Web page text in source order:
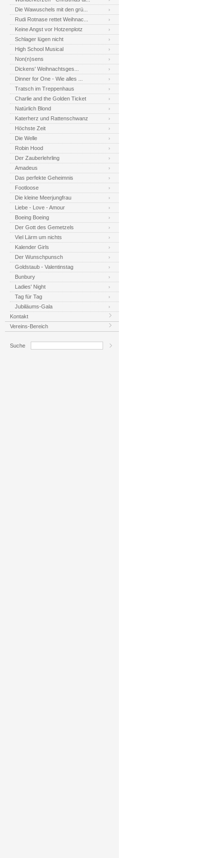
Die Wawuschels mit den grü...
Rudi Rotnase rettet Weihnac...
Keine Angst vor Hotzenplotz
Schlager lügen nicht
High School Musical
Non(n)sens
Dickens' Weihnachtsges...
Dinner for One - Wie alles ...
Tratsch im Treppenhaus
Charlie and the Golden Ticket
Natürlich Blond
Katerherz und Rattenschwanz
Höchste Zeit
Die Welle
Robin Hood
Der Zauberlehrling
Amadeus
Das perfekte Geheimnis
Footloose
Die kleine Meerjungfrau
Liebe - Love - Amour
Boeing Boeing
Der Gott des Gemetzels
Viel Lärm um nichts
Kalender Girls
Der Wunschpunsch
Goldstaub - Valentinstag
Bunbury
Ladies' Night
Tag für Tag
Jubiläums-Gala
Kontakt
Vereins-Bereich
Suche